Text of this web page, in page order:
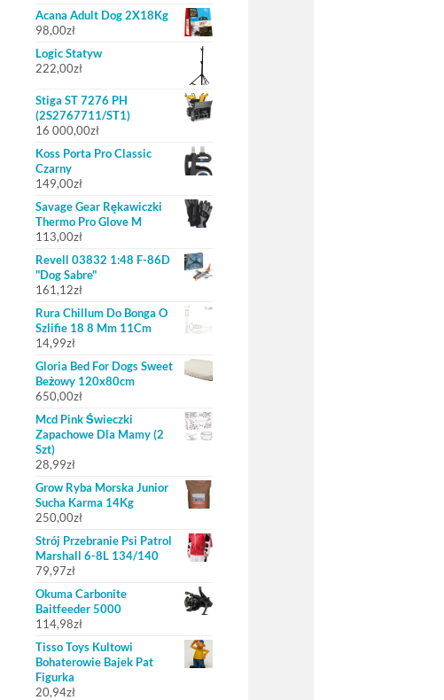
Acana Adult Dog 2X18Kg
98,00zł
Logic Statyw
222,00zł
Stiga ST 7276 PH
(2S2767711/ST1)
16 000,00zł
Koss Porta Pro Classic
Czarny
149,00zł
Savage Gear Rękawiczki
Thermo Pro Glove M
113,00zł
Revell 03832 1:48 F-86D
"Dog Sabre"
161,12zł
Rura Chillum Do Bonga O
Szlifie 18 8 Mm 11Cm
14,99zł
Gloria Bed For Dogs Sweet
Beżowy 120x80cm
650,00zł
Mcd Pink Świeczki
Zapachowe Dla Mamy (2
Szt)
28,99zł
Grow Ryba Morska Junior
Sucha Karma 14Kg
250,00zł
Strój Przebranie Psi Patrol
Marshall 6-8L 134/140
79,97zł
Okuma Carbonite
Baitfeeder 5000
114,98zł
Tisso Toys Kultowi
Bohaterowie Bajek Pat
Figurka
20,94zł